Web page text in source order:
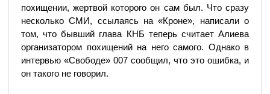
похищении, жертвой которого он сам был. Что сразу
несколько СМИ, ссылаясь на «Кроне», написали о
том, что бывший глава КНБ теперь считает Алиева
организатором похищений на него самого. Однако в
интервью «Свободе» 007 сообщил, что это ошибка, и
он такого не говорил.